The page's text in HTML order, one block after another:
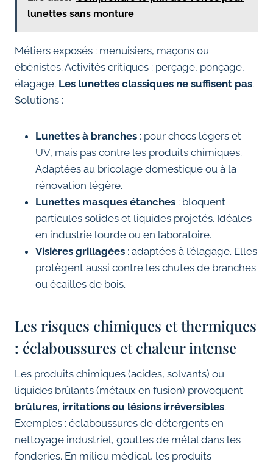
lunettes sans monture
Métiers exposés : menuisiers, maçons ou
ébénistes. Activités critiques : perçage, ponçage,
élagage. Les lunettes classiques ne suffisent pas.
Solutions :
Lunettes à branches : pour chocs légers et
UV, mais pas contre les produits chimiques.
Adaptées au bricolage domestique ou à la
rénovation légère.
Lunettes masques étanches : bloquent
particules solides et liquides projetés. Idéales
en industrie lourde ou en laboratoire.
Visières grillagées : adaptées à l’élagage. Elles
protègent aussi contre les chutes de branches
ou écailles de bois.
Les risques chimiques et thermiques
: éclaboussures et chaleur intense
Les produits chimiques (acides, solvants) ou
liquides brûlants (métaux en fusion) provoquent
brûlures, irritations ou lésions irréversibles.
Exemples : éclaboussures de détergents en
nettoyage industriel, gouttes de métal dans les
fonderies. En milieu médical, les produits